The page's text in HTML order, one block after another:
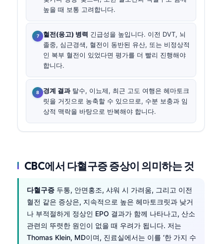
높을 때 보통 고려합니다.
혈전(응고) 병력 긴급성을 높입니다. 이전 DVT, 뇌
졸중, 심근경색, 혈전이 동반된 유산, 또는 비정상적
인 복부 혈전이 있었다면 평가를 더 빨리 진행해야
합니다.
경계 결과탈수, 이뇨제, 최근 고도 여행은 헤마토크
릿을 거짓으로 농축할 수 있으므로, 수분 보충과 임
상적 맥락을 바탕으로 반복해야 합니다.
CBC에서 다혈구증 증상이 의미하는 것
다혈구증 두통, 안면홍조, 샤워 시 가려움, 그리고 이전
혈전 같은 증상은, 지속적으로 높은 헤마토크릿과 낮거
나 부적절하게 정상인 EPO 결과가 함께 나타나고, 산소
관련의 뚜렷한 원인이 없을 때 우려가 됩니다. 저는
Thomas Klein, MD이며, 진료실에서는 이를 ‘한 가지 수